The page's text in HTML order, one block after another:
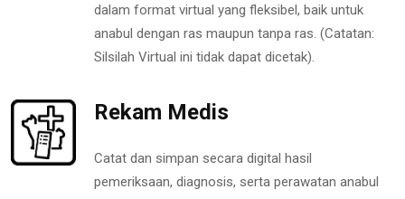
dalam format virtual yang fleksibel, baik untuk
anabul dengan ras maupun tanpa ras. (Catatan:
Silsilah Virtual ini tidak dapat dicetak).
Rekam Medis
Catat dan simpan secara digital hasil
pemeriksaan, diagnosis, serta perawatan anabul